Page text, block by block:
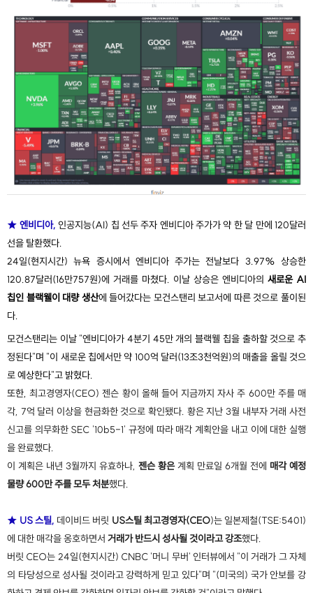
★ 엔비디아,인공지능(AI) 칩 선두 주자 엔비디아 주가가 약 한 달 만에 120달러
선을 탈환했다.
24일(현지시간) 뉴욕 증시에서 엔비디아 주가는 전날보다 3.97% 상승한
120.87달러(16만757원)에 거래를 마쳤다. 이날 상승은 엔비디아의 새로운 AI
칩인 블랙웰이 대량 생산에 들어갔다는 모건스탠리 보고서에 따른 것으로 풀이된
다.
모건스탠리는 이날 "엔비디아가 4분기 45만 개의 블랙웰 칩을 출하할 것으로 추
정된다"며 "이 새로운 칩에서만 약 100억 달러(13조3천억원)의 매출을 올릴 것으
로 예상한다"고 밝혔다.
또한,최고경영자(CEO) 젠슨 황이 올해 들어 지금까지 자사 주 600만 주를 매
각, 7억 달러 이상을 현금화한 것으로 확인됐다. 황은 지난 3월 내부자 거래 사전
신고를 의무화한 SEC '10b5-1' 규정에 따라 매각 계획안을 내고 이에 대한 실행
을 완료했다.
이 계획은 내년 3월까지 유효하나, 젠슨 황은계획 만료일 6개월 전에 매각 예정
물량 600만 주를 모두 처분했다.
★ US 스틸, 데이비드 버릿 US스틸 최고경영자(CEO)는 일본제철(TSE:5401)
에 대한 매각을 옹호하면서 거래가 반드시 성사될 것이라고 강조했다.
버릿 CEO는 24일(현지시간) CNBC '머니 무버' 인터뷰에서 "이 거래가 그 자체
의 타당성으로 성사될 것이라고 강력하게 믿고 있다"며 "(미국의) 국가 안보를 강